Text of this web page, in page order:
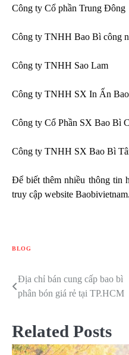
Công ty Cổ phần Trung Đông
Công ty TNHH Bao Bì công
Công ty TNHH Sao Lam
Công ty TNHH SX In Ấn
Công ty Cổ Phần SX Bao Bì
Công ty TNHH SX Bao Bì
Để biết thêm nhiều thông tin
truy cập website
BLOG
Điều
hướng
bài
viết
Địa chỉ bán cung cấp bao bì
phân bón giá rẻ tại TP.HCM
Related Posts